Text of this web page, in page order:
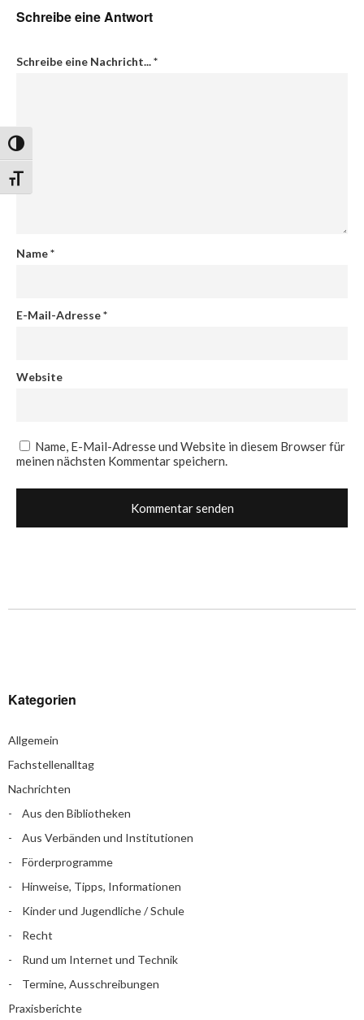
Umschalten auf hohe Kontraste
Schrift vergrößern
Schreibe eine Antwort
Schreibe eine Nachricht...*
Name*
E-Mail-Adresse*
Website
Name, E-Mail-Adresse und Website in diesem Browser für
meinen nächsten Kommentar speichern.
Kategorien
Allgemein
Fachstellenalltag
Nachrichten
Aus den Bibliotheken
Aus Verbänden und Institutionen
Förderprogramme
Hinweise, Tipps, Informationen
Kinder und Jugendliche / Schule
Recht
Rund um Internet und Technik
Termine, Ausschreibungen
Praxisberichte